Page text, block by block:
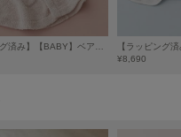
¥8,690